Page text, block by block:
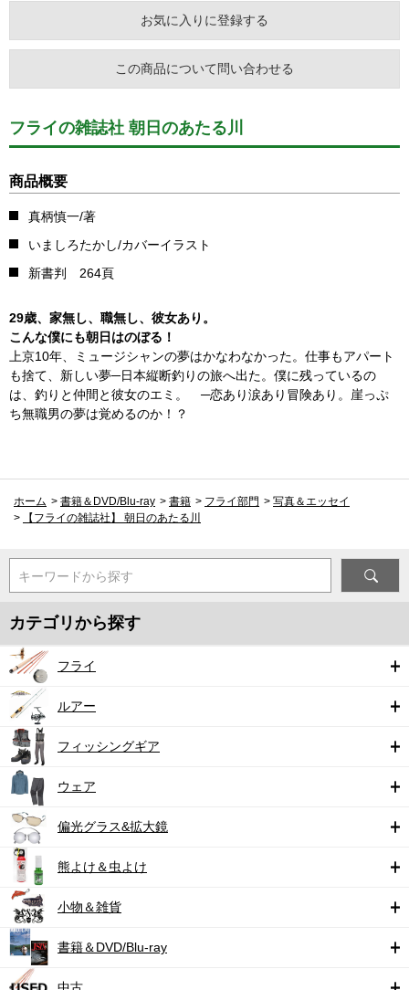
お気に入りに登録する
この商品について問い合わせる
フライの雑誌社 朝日のあたる川
商品概要
真柄慎一/著
いましろたかし/カバーイラスト
新書判 264頁
29歳、家無し、職無し、彼女あり。
こんな僕にも朝日はのぼる！
上京10年、ミュージシャンの夢はかなわなかった。仕事もアパート
も捨て、新しい夢─日本縦断釣りの旅へ出た。僕に残っているの
は、釣りと仲間と彼女のエミ。 ─恋あり涙あり冒険あり。崖っぷ
ち無職男の夢は覚めるのか！？
ホーム > 書籍＆DVD/Blu-ray > 書籍 > フライ部門 > 写真＆エッセイ
>
【フライの雑誌社】 朝日のあたる川
キーワードから探す
カテゴリから探す
フライ
ルアー
フィッシングギア
ウェア
偏光グラス&拡大鏡
熊よけ＆虫よけ
小物＆雑貨
書籍＆DVD/Blu-ray